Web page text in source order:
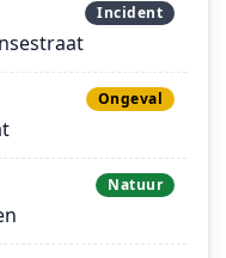
Incident
Ongeval
Natuur